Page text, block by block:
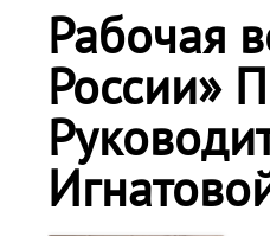
Рабочая
России»